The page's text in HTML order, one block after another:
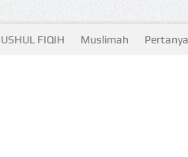
USHUL FIQIH Muslimah